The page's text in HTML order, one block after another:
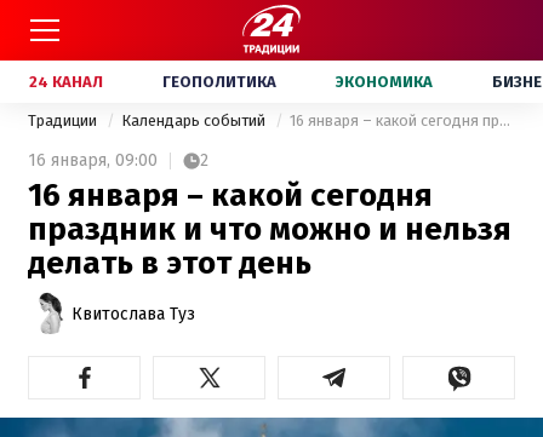
24 КАНАЛ ГЕОПОЛИТИКА ЭКОНОМИКА
Традиции Календарь событий 16 января – какой сегодня праздник и что можно и нельзя делать в этот день
16 января, 09:00 2
16 января – какой сегодня
праздник и что можно и нельзя
делать в этот день
Квитослава Туз